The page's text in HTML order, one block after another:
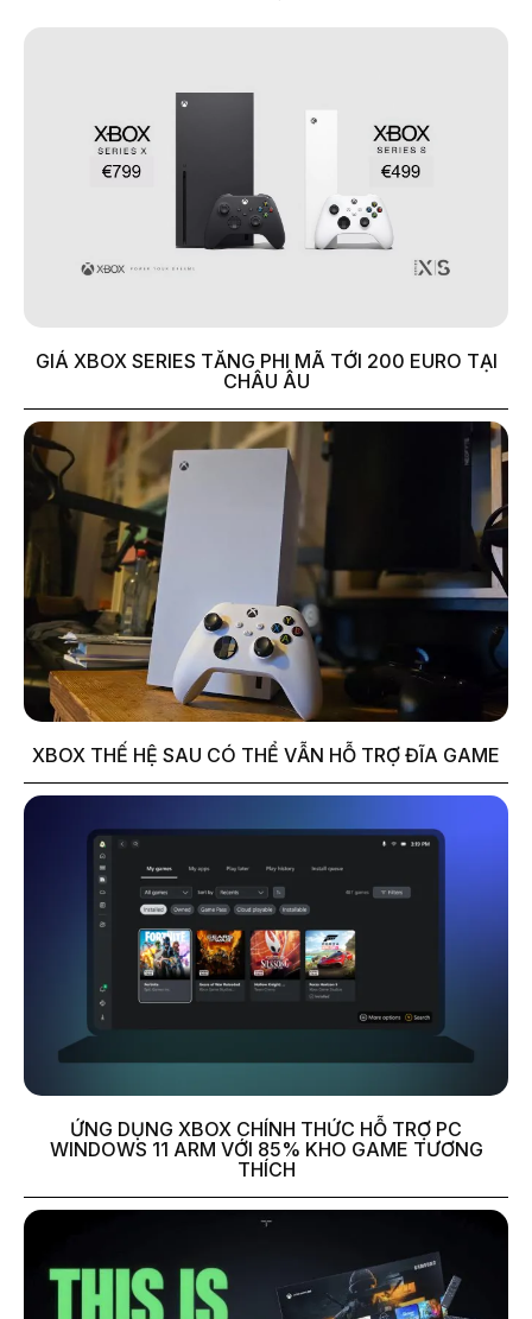
GIÁ XBOX SERIES TĂNG PHI MÃ TỚI 200 EURO TẠI
CHÂU ÂU
XBOX THẾ HỆ SAU CÓ THỂ VẪN HỖ TRỢ ĐĨA GAME
ỨNG DỤNG XBOX CHÍNH THỨC HỖ TRỢ PC
WINDOWS 11 ARM VỚI 85% KHO GAME TƯƠNG
THÍCH